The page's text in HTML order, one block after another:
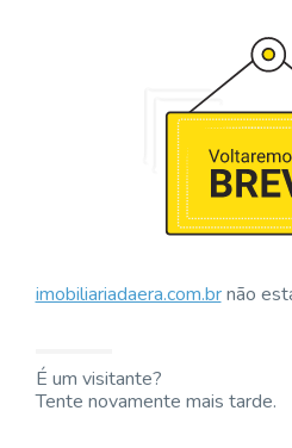
imobiliariadaera.com.brnão
É um visitante?
Tente novamente mais tarde.